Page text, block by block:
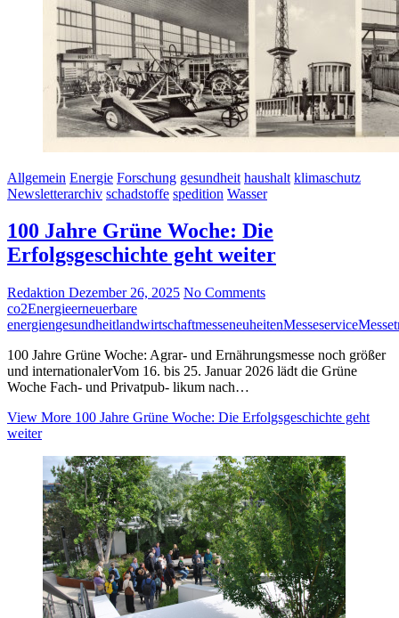
Allgemein Energie Forschung gesundheit haushalt klimaschutz
Newsletterarchiv schadstoffe spedition Wasser
100 Jahre Grüne Woche: Die
Erfolgsgeschichte geht weiter
Redaktion Dezember 26, 2025 No Comments
co2Energieerneuerbare
energiengesundheitlandwirtschaftmesseneuheitenMesseservice
100 Jahre Grüne Woche: Agrar- und Ernährungsmesse noch größer
und internationalerVom 16. bis 25. Januar 2026 lädt die Grüne
Woche Fach- und Privatpub- likum nach…
View More 100 Jahre Grüne Woche: Die Erfolgsgeschichte geht
weiter